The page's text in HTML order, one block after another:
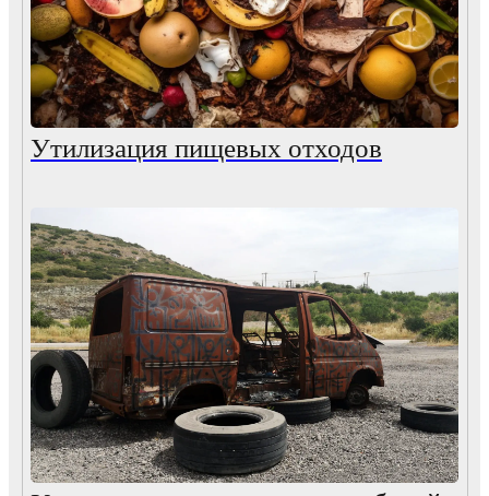
Утилизация пищевых отходов